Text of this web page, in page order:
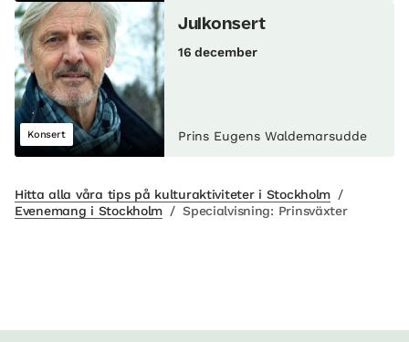
Konsert
Julkonsert
16 december
Prins Eugens Waldemarsudde
Hitta alla våra tips på kulturaktiviteter i Stockholm /
Evenemang i Stockholm / Specialvisning: Prinsväxter